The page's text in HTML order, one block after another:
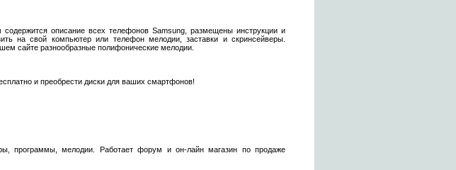
описание всех телефонов Samsung, размещены инструкции и
на свой компьютер или телефон мелодии, заставки и скринсейверы.
сайте разнообразные полифонические мелодии.
и преобрести диски для ваших смартфонов!
программы, мелодии. Работает форум и он-лайн магазин по продаже